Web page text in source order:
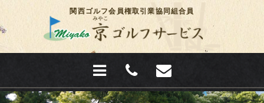
関西ゴルフ会員権取引業協同組合員